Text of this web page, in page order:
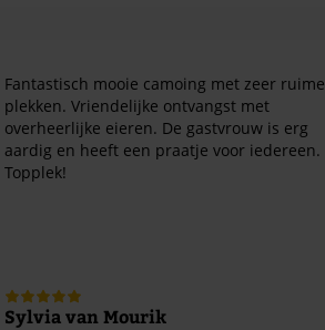
Fantastisch mooie camoing met zeer ruime
plekken. Vriendelijke ontvangst met
overheerlijke eieren. De gastvrouw is erg
aardig en heeft een praatje voor iedereen.
Topplek!
Sylvia van Mourik